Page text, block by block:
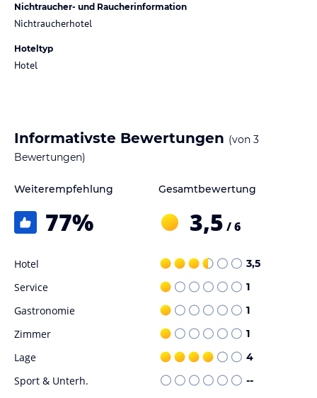
Nichtraucher- und Raucherinformation
Nichtraucherhotel
Hoteltyp
Hotel
Informativste Bewertungen (von 3
Bewertungen)
Weiterempfehlung
77%
Gesamtbewertung
3,5 / 6
Hotel 3,5
Service 1
Gastronomie 1
Zimmer 1
Lage 4
Sport & Unterh. --